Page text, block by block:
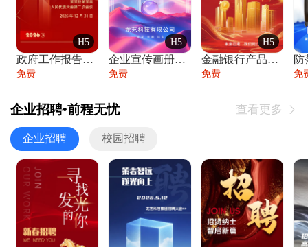
H5
政府工作报告政府年终工作总结
免费
H5
企业宣传画册公司简介产品介绍业务宣传手册
免费
H5
金融银行产品宣传手册企业宣传产品介绍
免费
防
免
企业招聘•前程无忧 查看更多 
企业招聘 校园招聘